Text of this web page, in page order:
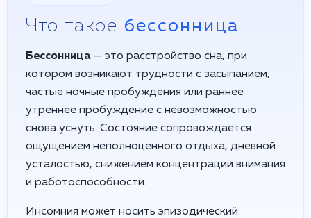
Что такое бессонница
Бессонница — это расстройство сна, при
котором возникают трудности с засыпанием,
частые ночные пробуждения или раннее
утреннее пробуждение с невозможностью
снова уснуть. Состояние сопровождается
ощущением неполноценного отдыха, дневной
усталостью, снижением концентрации внимания
и работоспособности.
Инсомния может носить эпизодический